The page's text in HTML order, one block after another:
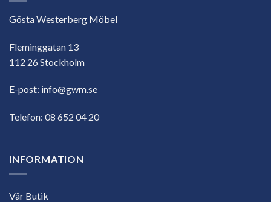
Gösta Westerberg Möbel
Fleminggatan 13
112 26 Stockholm
E-post: info@gwm.se
Telefon: 08 652 04 20
INFORMATION
Vår Butik